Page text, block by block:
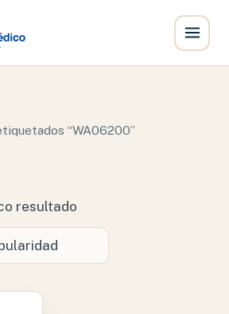
“WA06200”
resultado